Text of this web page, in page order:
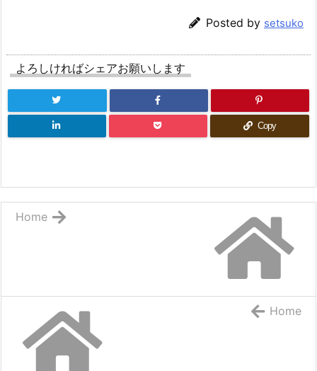
Posted by setsuko
よろしければシェアお願いします
Copy
Home
Home